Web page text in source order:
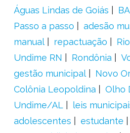
Águas Lindas de Goiás
Passo a passo
adesão
manual
repactuação
Undime RN
Rondônia
gestão municipal
Novo
Colônia Leopoldina
Olho
Undime/AL
leis
adolescentes
estudante